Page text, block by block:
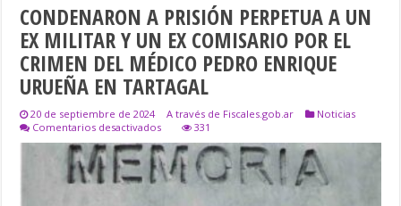
CONDENARON A PRISIÓN PERPETUA A UN
EX MILITAR Y UN EX COMISARIO POR EL
CRIMEN DEL MÉDICO PEDRO ENRIQUE
URUEÑA EN TARTAGAL
20 de septiembre de 2024 A través de Fiscales.gob.ar
Noticias
Comentarios desactivadosen
A
PRISIÓN
PERPETUA
331